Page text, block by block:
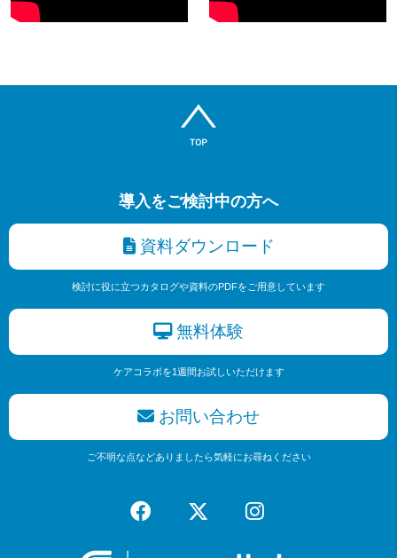
導入をご検討中の方へ
資料ダウンロード
検討に役に立つカタログや資料のPDFをご用意しています
無料体験
ケアコラボを1週間お試しいただけます
お問い合わせ
ご不明な点などありましたら気軽にお尋ねください